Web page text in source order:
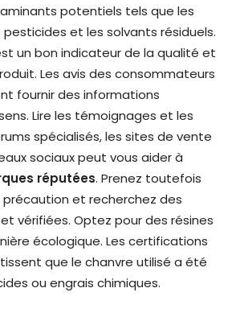
potentiels tels que les
et les solvants résiduels.
un bon indicateur de la qualité et
Les avis des consommateurs
fournir des informations
Lire les témoignages et les
spécialisés, les sites de vente
sociaux peut vous aider à
réputées. Prenez toutefois
et recherchez des
vérifiées. Optez pour des résines
écologique. Les certifications
que le chanvre utilisé a été
ou engrais chimiques.